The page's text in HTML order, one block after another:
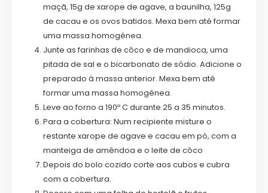
maçã, 15g de xarope de agave, a baunilha, 125g
de cacau e os ovos batidos. Mexa bem até formar
uma massa homogénea.
Junte as farinhas de côco e de mandioca, uma
pitada de sal e o bicarbonato de sódio. Adicione o
preparado à massa anterior. Mexa bem até
formar uma massa homogénea.
Leve ao forno a 190º C durante 25 a 35 minutos.
Para a cobertura: Num recipiente misture o
restante xarope de agave e cacau em pó, com a
manteiga de amêndoa e o leite de côco
Depois do bolo cozido corte aos cubos e cubra
com a cobertura.